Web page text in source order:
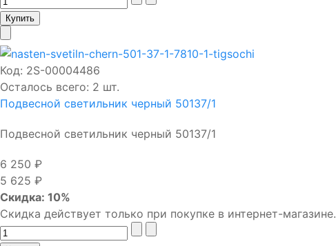
Код: 2S-00004486
Осталось всего: 2 шт.
Подвесной светильник черный 50137/1
Подвесной светильник черный 50137/1
6 250 ₽
5 625 ₽
Скидка: 10%
Скидка действует только при покупке в интернет-магазине.